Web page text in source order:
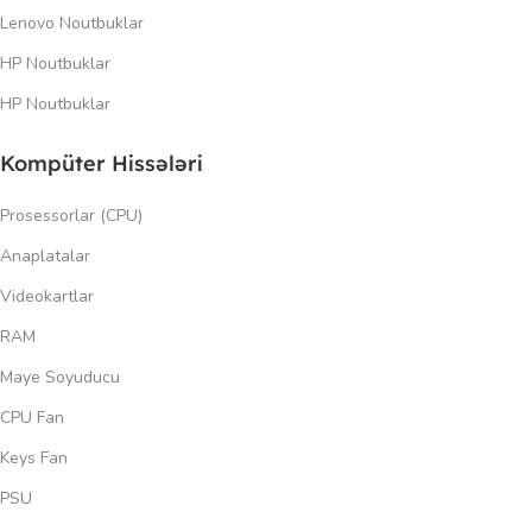
Lenovo Noutbuklar
HP Noutbuklar
HP Noutbuklar
Kompüter Hissələri
Prosessorlar (CPU)
Anaplatalar
Videokartlar
RAM
Maye Soyuducu
CPU Fan
Keys Fan
PSU